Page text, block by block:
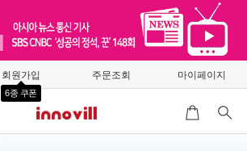
회원가입
6종 쿠폰
주문조회 마이페이지